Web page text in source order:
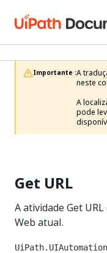
Importante :A
neste
A
pode
Get URL
A atividade Get
Web atual.